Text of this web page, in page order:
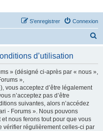
Connexion
S’enregistrer
d’utilisation
» (désigné ci-après par « nous »,
»,
vous acceptez d’être légalement
n’acceptez pas d’être
suivantes, alors n’accédez
- Forums ». Nous pouvons
nous ferons tout pour que vous
vérifier régulièrement celles-ci par